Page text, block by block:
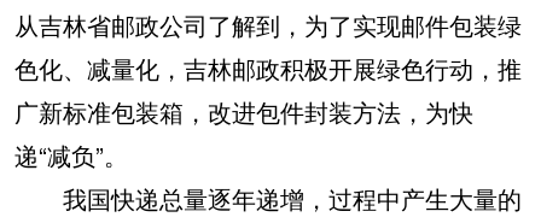
从吉林省邮政公司了解到，为了实现邮件包装绿
色化、减量化，吉林邮政积极开展绿色行动，推
广新标准包装箱，改进包件封装方法，为快
递“减负”。
我国快递总量逐年递增，过程中产生大量的